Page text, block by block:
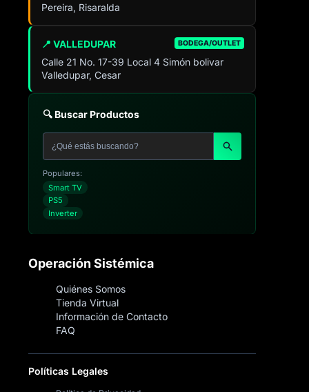
📍 VALLEDUPAR BODEGA/OUTLET
Calle 21 No. 17-39 Local 4 Simón bolivar
Valledupar, Cesar
Pereira, Risaralda
🔍 Buscar Productos
Populares:
Smart TV
PS5
Inverter
Operación Sistémica
Quiénes Somos
Tienda Virtual
Información de Contacto
FAQ
Políticas Legales